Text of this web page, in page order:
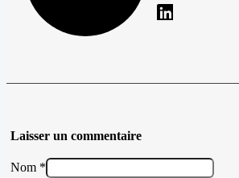
Laisser un commentaire
Nom *